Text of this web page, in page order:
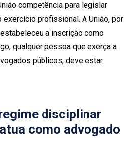
competência para legislar
profissional. A União, por
a inscrição como
qualquer pessoa que exerça a
públicos, deve estar
disciplinar
como advogado